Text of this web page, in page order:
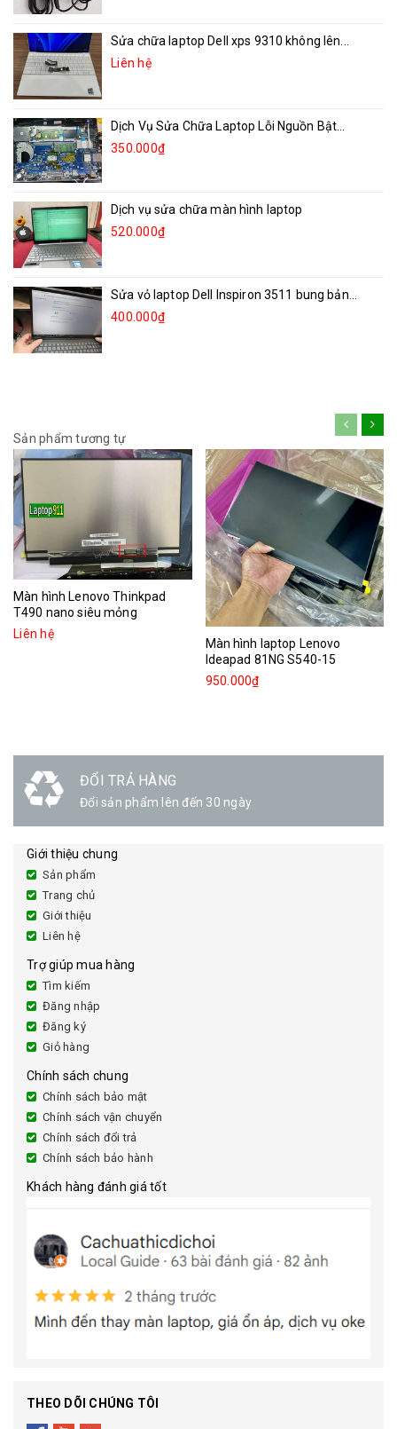
Sửa chữa laptop Dell xps 9310 không lên...
Liên hệ
Dịch Vụ Sửa Chữa Laptop Lỗi Nguồn Bật...
350.000₫
Dịch vụ sửa chữa màn hình laptop
520.000₫
Sửa vỏ laptop Dell Inspiron 3511 bung bản...
400.000₫
Sản phẩm tương tự
Màn hình Lenovo Thinkpad
T490 nano siêu mỏng
Liên hệ
Màn hình laptop Lenovo
Ideapad 81NG S540-15
950.000₫
ĐỔI TRẢ HÀNG
Đổi sản phẩm lên đến 30 ngày
Giới thiệu chung
Sản phẩm
Trang chủ
Giới thiệu
Liên hệ
Trợ giúp mua hàng
Tìm kiếm
Đăng nhập
Đăng ký
Giỏ hàng
Chính sách chung
Chính sách bảo mật
Chính sách vận chuyển
Chính sách đổi trả
Chính sách bảo hành
Khách hàng đánh giá tốt
THEO DÕI CHÚNG TÔI